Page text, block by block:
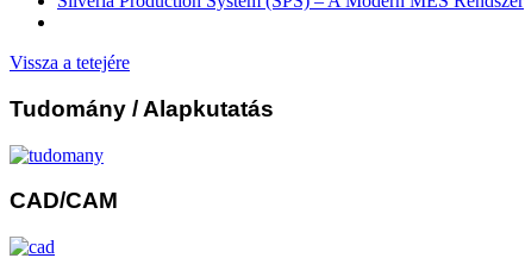
Vissza a tetejére
Tudomány / Alapkutatás
CAD/CAM